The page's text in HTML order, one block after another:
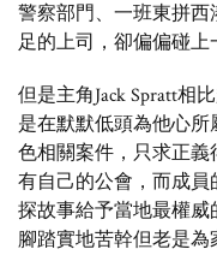
警察部門、一班東拼
足的上司，卻偏偏碰
但是主角Jack Spratt相
是在默默低頭為他心
色相關案件 ，只求正
有自己的公會，而成
探故事給予當地最權威
腳踏實地苦幹但老是為